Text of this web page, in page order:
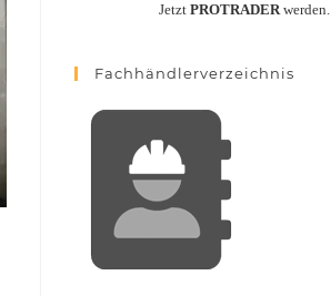
Jetzt PROTRADERwerden.
Fachhändlerverzeichnis